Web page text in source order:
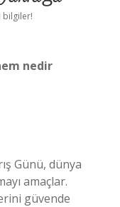
bilgiler!
nedir
Günü, dünya
amaçlar.
güvende